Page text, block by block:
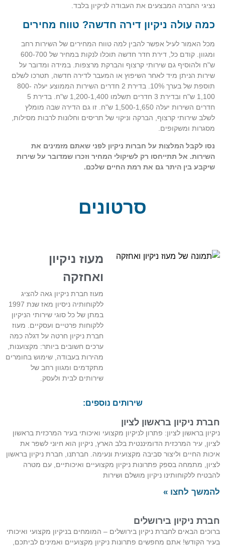
נציגי החברה המבצעים את העבודה לניקיון בלבד.
כמה עולה ניקיון דירה חדשה? טווח מחירים
מכל האמור לעיל אפשר להבין למה טווח המחירים של השירות רחב
ומגוון. קודם כל, דירת חדר חדשה תוכלו לנקות במחיר של 600-700
ש"ח ולהוסיף גם שירותי קרצוף והברקת מרצפות. במידה ומדובר על
שירות הניתן מיד לאחר השיפוץ או המעבר לדירה חדשה, תטרכו לשלם
תוספת של בערך 10%. בדירת 2 חדרים השירות הממוצע יעלה 800-
1,100 ש"ח ובדירת 3 חדרים תשלמו 1,200-1,400 ש"ח. בדירת 5
חדרים השירות יעלה 1,500-1,650 ש"ח. זו גם הדירה שבה מומלץ
לשלב שירותי קרצוף, הברקה וניקוי של תריסים וחלונות לרבות מסילות,
מסגרות ומשקופים.
נסו לקבל המלצות על חברות ניקיון לפני שאתם מזמינים את
השירות. אל תתייחסו רק לשיקולי המחיר וזכרו שמדובר על שירות
שיקבע בין היתר גם את רמת החיים שלכם.
סרטונים
מעוז ניקיון
ואחזקה
מעוז חברת ניקיון גאה להציג
ללקוחותיה ניסיון מאז שנת 1997
במתן של כל סוגי שירותי הניקיון
ללקוחות פרטיים ועסקיים. מעוז
חברת ניקיון חרטה על דגלה כמה
ערכים חשובים ביותר: מקצוענות,
מהירות בעבודה, שימוש בחומרים
מתקדמים ומגוון רחב של
שירותים לבית ולעסק.
שירותים נוספים:
חברת ניקיון בראשון לציון
ניקיון בראשון לציון: פתרון לניקיון מקצועי ואיכותי בעיר המרכזית בראשון
לציון, עיר המרכזית הדומיננטית בלב הארץ, ניקיון הוא חיוני לשפר את
איכות החיים וליצור סביבה מקצועית ונעימה. חברתנו, חברת ניקיון בראשון
לציון, מתמחה בספק פתרונות ניקיון מקצועיים ואיכותיים, עם מטרה
להבטיח ללקוחותינו ניקיון מושלם ושירות
להמשך לחצו »
חברת ניקיון בירושלים
ברוכים הבאים לחברת ניקיון בירושלים – המומחים בניקיון מקצועי ואיכותי
בעיר הקודש! אתם מחפשים פתרונות ניקיון מקצועיים ואמינים לביתכם,